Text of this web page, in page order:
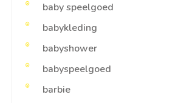
baby speelgoed
babykleding
babyshower
babyspeelgoed
barbie